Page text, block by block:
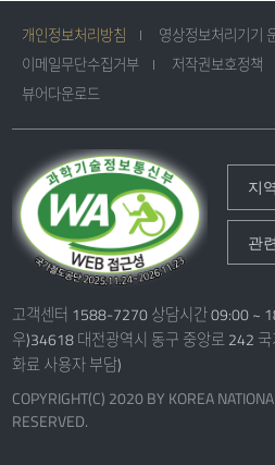
개인정보처리방침
영상정보처리기기
이메일무단수집거부
저작권보호정책
뷰어다운로드
지
관
고객센터 1588-7270 상담시간 09:00 ~
우)34618 대전광역시 동구 중앙로 242
화료 사용자 부담)
COPYRIGHT(C) 2020 BY KOREA
RESERVED.